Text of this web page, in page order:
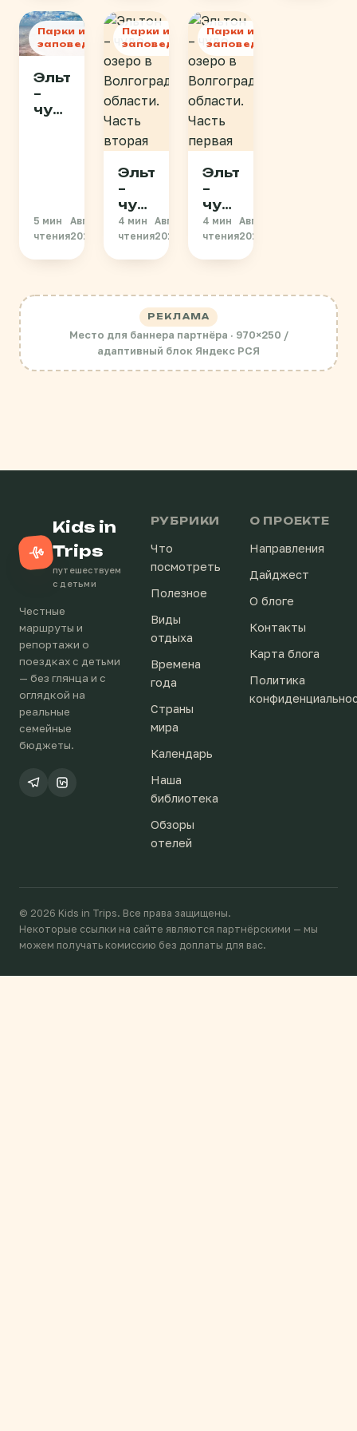
Часть
пятая
Парки и
заповедники
Эльтон
–
чудо-
5 мин
чтения
Август
2013
Парки и
заповедники
Эльтон
–
чудо-
озеро
в
Волгоградской
вторая
4 мин
чтения
Август
2013
Парки и
заповедники
Эльтон
–
чудо-
озеро
в
Волгоградской
первая
4 мин
чтения
Август
2013
РЕКЛАМА
Место для баннера партнёра · 970×250 /
адаптивный блок Яндекс РСЯ
Kids in
Trips
путешествуем
с детьми
Честные
маршруты и
репортажи о
поездках с детьми
— без глянца и с
оглядкой на
реальные
семейные
бюджеты.
РУБРИКИ
Что
посмотреть
Полезное
Виды
отдыха
Времена
года
Страны
мира
Календарь
Наша
библиотека
Обзоры
отелей
О ПРОЕКТЕ
Направления
Дайджест
О блоге
Контакты
Карта блога
Политика
© 2026 Kids in Trips. Все права защищены.
Некоторые ссылки на сайте являются партнёрскими — мы
можем получать комиссию без доплаты для вас.